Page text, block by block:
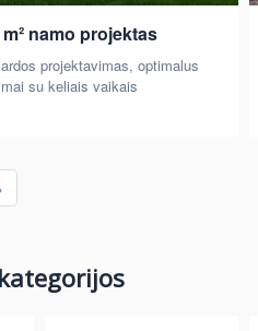
namo projektas
projektavimas, optimalus
su keliais vaikais